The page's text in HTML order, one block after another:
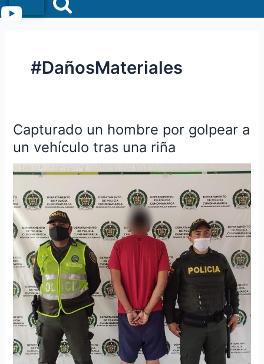
Menu
#DañosMateriales
Capturado un hombre por golpear a
un vehículo tras una riña
Capturado
hombre
por
a
un
vehículo
tras
una
riña